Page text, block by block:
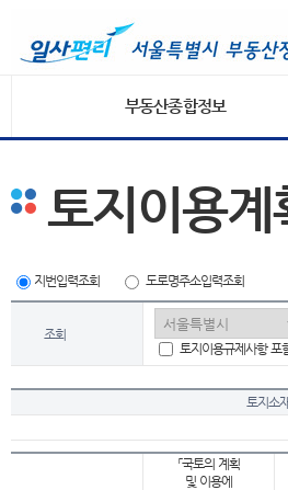
부동산종합정보
토지이용계
지번입력조회 도로명주소입력조회
조회
토지이용규제사항 포
토지소
「국토의 계획
및 이용에